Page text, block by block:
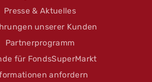
Presse & Aktuelles
unserer Kunden
Partnerprogramm
für FondsSuperMarkt
anfordern